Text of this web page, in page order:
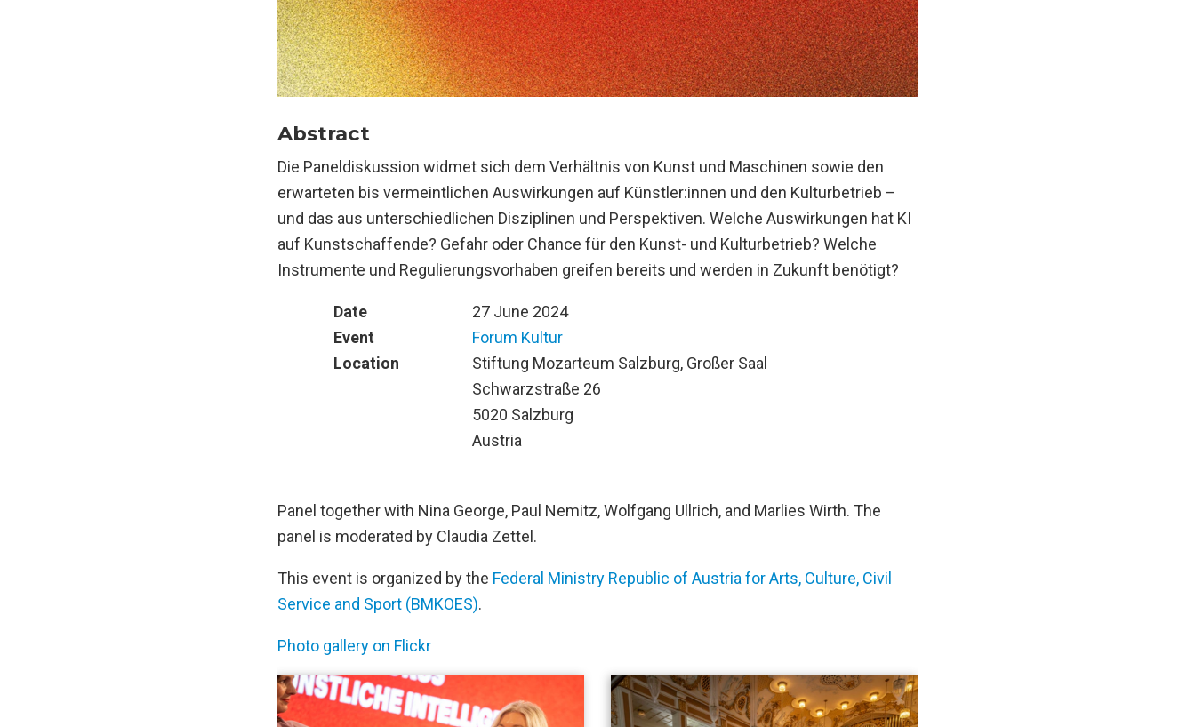
Abstract
Die Paneldiskussion widmet sich dem Verhältnis von Kunst und Maschinen sowie den
erwarteten bis vermeintlichen Auswirkungen auf Künstler:innen und den Kulturbetrieb –
und das aus unterschiedlichen Disziplinen und Perspektiven. Welche Auswirkungen hat KI
auf Kunstschaffende? Gefahr oder Chance für den Kunst- und Kulturbetrieb? Welche
Instrumente und Regulierungsvorhaben greifen bereits und werden in Zukunft benötigt?
Date
27 June 2024
Event
Forum Kultur
Location
Stiftung Mozarteum Salzburg, Großer Saal
Schwarzstraße 26
5020 Salzburg
Austria
Panel together with Nina George, Paul Nemitz, Wolfgang Ullrich, and Marlies Wirth. The
panel is moderated by Claudia Zettel.
This event is organized by the Federal Ministry Republic of Austria for Arts, Culture, Civil
Service and Sport (BMKOES).
Photo gallery on Flickr